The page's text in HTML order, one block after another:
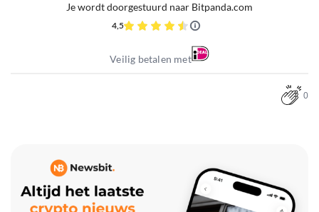
Je wordt doorgestuurd naar Bitpanda.com
4,5
Veilig betalen met
0